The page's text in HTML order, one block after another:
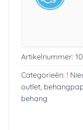
Artikelnummer:
Categorieën: !
outlet,
behang